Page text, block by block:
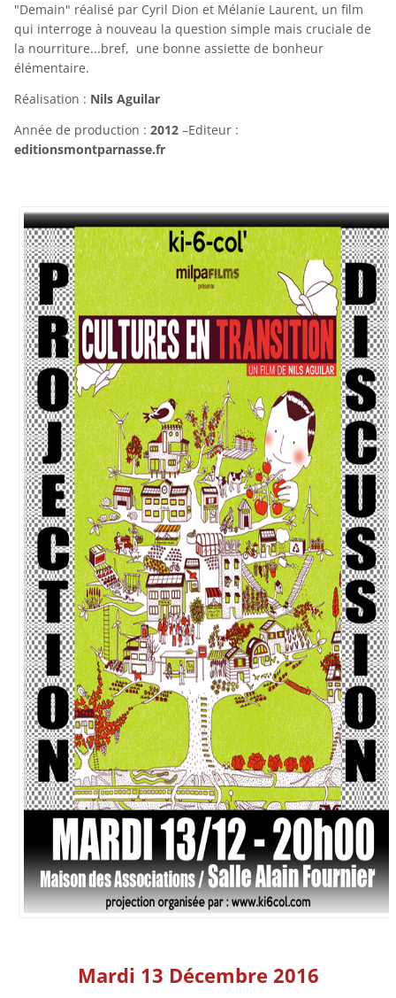
"Demain" réalisé par Cyril Dion et Mélanie Laurent, un film
qui interroge à nouveau la question simple mais cruciale de
la nourriture...bref, une bonne assiette de bonheur
élémentaire.
Réalisation : Nils Aguilar
Année de production :2012 –Editeur :
editionsmontparnasse.fr
Mardi 13 Décembre 2016